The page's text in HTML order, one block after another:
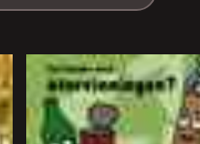
Svenska
Svenskt
teckenspråk
Albanska
Quiz